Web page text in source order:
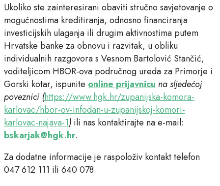
Ukoliko ste zainteresirani obaviti stručno savjetovanje o
mogućnostima kreditiranja, odnosno financiranja
investicijskih ulaganja ili drugim aktivnostima putem
Hrvatske banke za obnovu i razvitak, u obliku
individualnih razgovora s Vesnom Bartolović Stančić,
voditeljicom HBOR-ova područnog ureda za Primorje i
Gorski kotar, ispunite online prijavnicu na sljedećoj
poveznici (https://www.hgk.hr/zupanijska-komora-
karlovac/hbor-ov-infodan-u-zupanijskoj-komori-
karlovac-najava-1) ili nas kontaktirajte na e-mail:
bskarjak@hgk.hr.
Za dodatne informacije je raspoloživ kontakt telefon
047 612 111 ili 640 078.